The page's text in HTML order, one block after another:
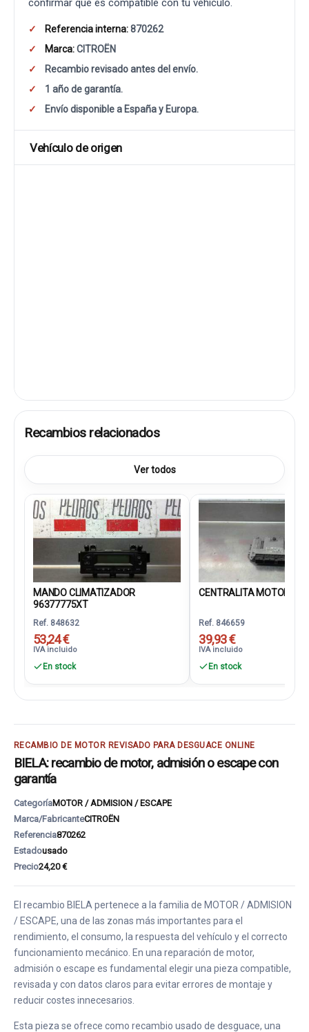
confirmar que es compatible con tu vehículo.
Referencia interna:870262
Marca:CITROËN
Recambio revisado antes del envío.
1 año de garantía.
Envío disponible a España y Europa.
Vehículo de origen
Recambios relacionados
Ver todos
MANDO CLIMATIZADOR
96377775XT
Ref. 848632
53,24 €
IVA incluido
En stock
CENTRALITA MOTOR
Ref. 846659
39,93 €
IVA incluido
En stock
RECAMBIO DE MOTOR REVISADO PARA DESGUACE ONLINE
BIELA: recambio de motor, admisión o escape con
garantía
CategoríaMOTOR / ADMISION / ESCAPE
Marca/FabricanteCITROËN
Referencia870262
Estadousado
Precio24,20 €
El recambio BIELA pertenece a la familia de MOTOR / ADMISION
/ ESCAPE, una de las zonas más importantes para el
rendimiento, el consumo, la respuesta del vehículo y el correcto
funcionamiento mecánico. En una reparación de motor,
admisión o escape es fundamental elegir una pieza compatible,
revisada y con datos claros para evitar errores de montaje y
reducir costes innecesarios.
Esta pieza se ofrece como recambio usado de desguace, una